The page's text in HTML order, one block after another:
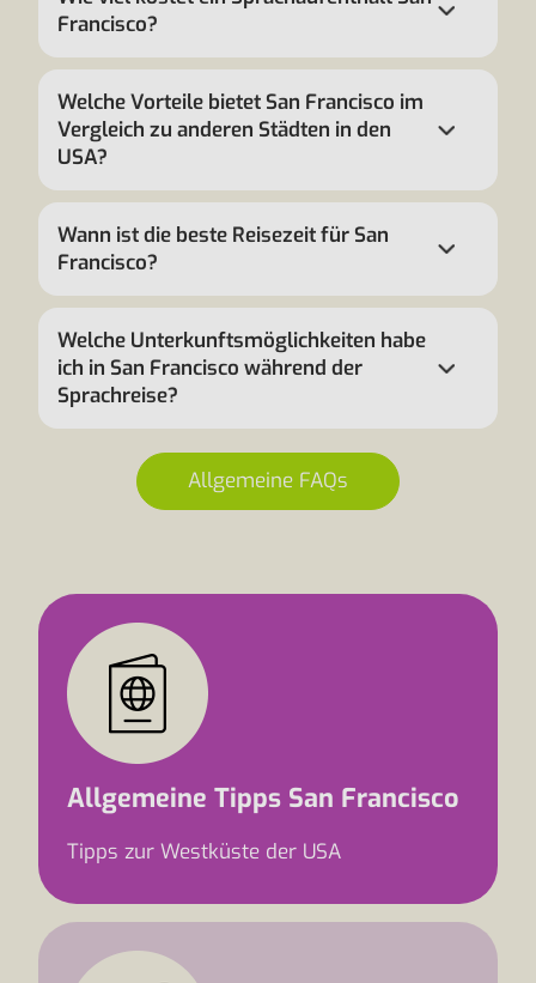
Francisco?
Welche Vorteile bietet San Francisco im
Vergleich zu anderen Städten in den
USA?
Wann ist die beste Reisezeit für San
Francisco?
Welche Unterkunftsmöglichkeiten habe
ich in San Francisco während der
Sprachreise?
Allgemeine FAQs
Allgemeine Tipps San Francisco
Tipps zur Westküste der USA